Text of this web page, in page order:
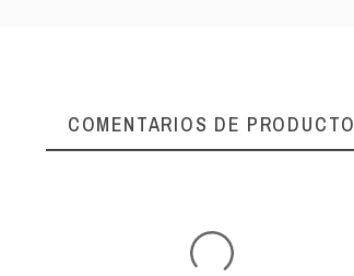
COMENTARIOS DE PRODUCTO